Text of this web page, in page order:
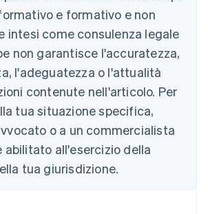
e formativo e non
intesi come consulenza legale
non garantisce l'accuratezza,
l'adeguatezza o l'attualità
contenute nell'articolo. Per
tua situazione specifica,
o a un commercialista
abilitato all'esercizio della
tua giurisdizione.
DeutschEnglish